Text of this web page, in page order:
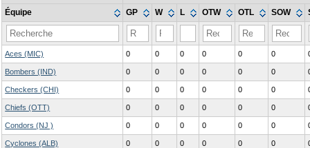
Équipe
GP W L OTW OTL SOW
Aces (MIC) 0 0 0 0 0 0
Bombers (IND) 0 0 0 0 0 0
Checkers (CHI) 0 0 0 0 0 0
Chiefs (OTT) 0 0 0 0 0 0
Condors (NJ ) 0 0 0 0 0 0
Cyclones (ALB) 0 0 0 0 0 0